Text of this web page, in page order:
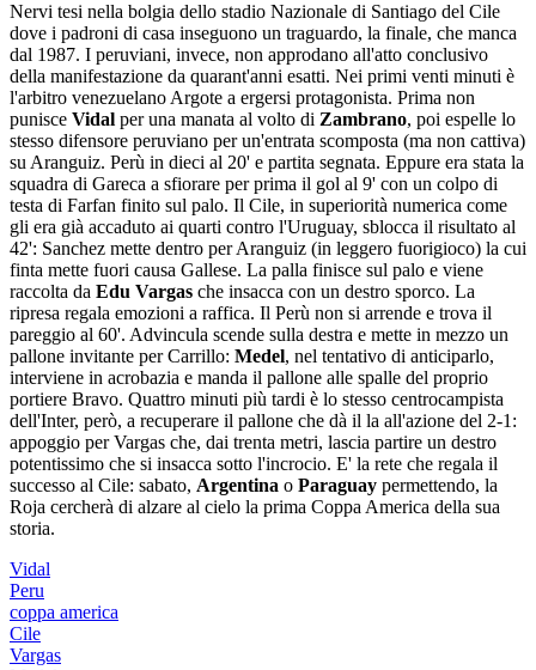
Nervi tesi nella bolgia dello stadio Nazionale di Santiago del Cile
dove i padroni di casa inseguono un traguardo, la finale, che manca
dal 1987. I peruviani, invece, non approdano all'atto conclusivo
della manifestazione da quarant'anni esatti. Nei primi venti minuti è
l'arbitro venezuelano Argote a ergersi protagonista. Prima non
punisce Vidal per una manata al volto di Zambrano, poi espelle lo
stesso difensore peruviano per un'entrata scomposta (ma non cattiva)
su Aranguiz. Perù in dieci al 20' e partita segnata. Eppure era stata la
squadra di Gareca a sfiorare per prima il gol al 9' con un colpo di
testa di Farfan finito sul palo. Il Cile, in superiorità numerica come
gli era già accaduto ai quarti contro l'Uruguay, sblocca il risultato al
42': Sanchez mette dentro per Aranguiz (in leggero fuorigioco) la cui
finta mette fuori causa Gallese. La palla finisce sul palo e viene
raccolta da Edu Vargas che insacca con un destro sporco. La
ripresa regala emozioni a raffica. Il Perù non si arrende e trova il
pareggio al 60'. Advincula scende sulla destra e mette in mezzo un
pallone invitante per Carrillo: Medel, nel tentativo di anticiparlo,
interviene in acrobazia e manda il pallone alle spalle del proprio
portiere Bravo. Quattro minuti più tardi è lo stesso centrocampista
dell'Inter, però, a recuperare il pallone che dà il la all'azione del 2-1:
appoggio per Vargas che, dai trenta metri, lascia partire un destro
potentissimo che si insacca sotto l'incrocio. E' la rete che regala il
successo al Cile: sabato, Argentina o Paraguay permettendo, la
Roja cercherà di alzare al cielo la prima Coppa America della sua
storia.
Vidal
Peru
coppa america
Cile
Vargas